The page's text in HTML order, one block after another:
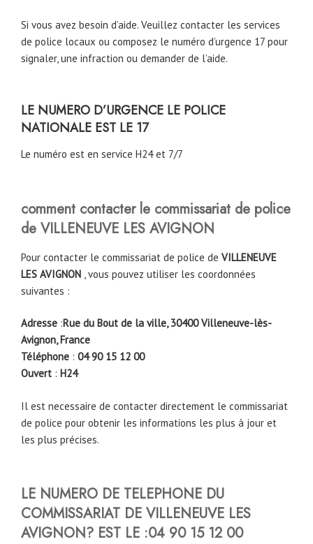
Si vous avez besoin d’aide. Veuillez contacter les services
de police locaux ou composez le numéro d’urgence 17 pour
signaler, une infraction ou demander de l’aide.
LE NUMERO D’URGENCE LE POLICE
NATIONALE EST LE 17
Le numéro est en service H24 et 7/7
comment contacter le commissariat de police
de VILLENEUVE LES AVIGNON
Pour contacter le commissariat de police de VILLENEUVE
LES AVIGNON , vous pouvez utiliser les coordonnées
suivantes :
Adresse :Rue du Bout de la ville, 30400 Villeneuve-lès-
Avignon, France
Téléphone : 04 90 15 12 00
Ouvert : H24
Il est necessaire de contacter directement le commissariat
de police pour obtenir les informations les plus à jour et
les plus précises.
LE NUMERO DE TELEPHONE DU
COMMISSARIAT DE VILLENEUVE LES
AVIGNON? EST LE :04 90 15 12 00